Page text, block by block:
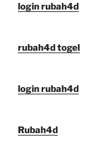
login rubah4d
rubah4d togel
login rubah4d
Rubah4d